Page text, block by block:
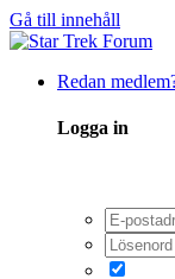
Gå till innehåll
Redan
Logga in